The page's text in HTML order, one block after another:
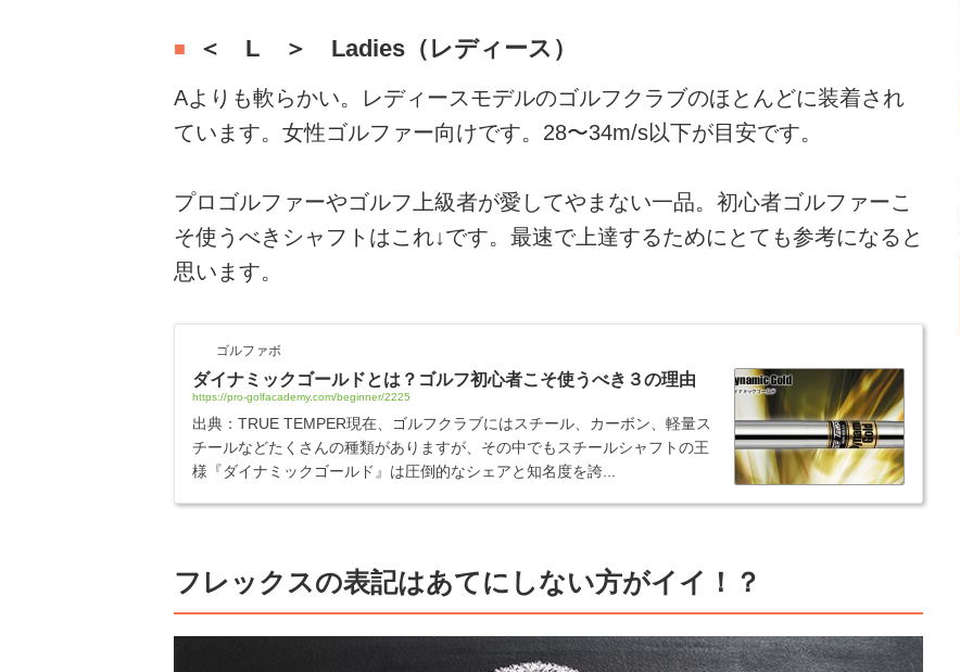
＜ L ＞ Ladies（レディース）
Aよりも軟らかい。レディースモデルのゴルフクラブのほとんどに装着され
ています。女性ゴルファー向けです。28〜34m/s以下が目安です。
プロゴルファーやゴルフ上級者が愛してやまない一品。初心者ゴルファーこ
そ使うべきシャフトはこれ↓です。最速で上達するためにとても参考になると
思います。
ゴルファボ
ダイナミックゴールドとは？ゴルフ初心者こそ使うべき３の理由
https://pro-golfacademy.com/beginner/2225
出典：TRUE TEMPER現在、ゴルフクラブにはスチール、カーボン、軽量ス
チールなどたくさんの種類がありますが、その中でもスチールシャフトの王
様『ダイナミックゴールド』は圧倒的なシェアと知名度を誇...
フレックスの表記はあてにしない方がイイ！？